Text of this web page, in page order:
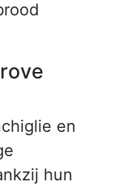
en
hun